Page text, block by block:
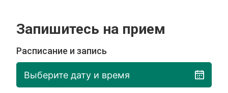
Запишитесь на прием
Расписание и запись
Выберите дату и время